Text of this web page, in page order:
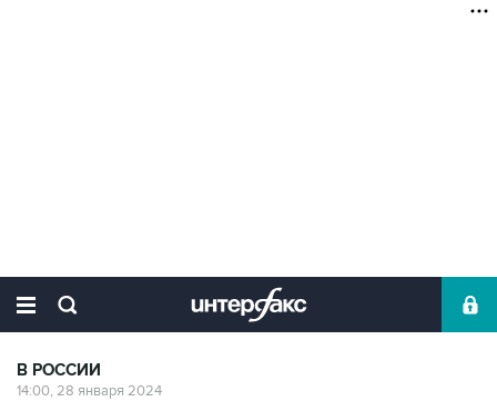
В РОССИИ
14:00, 28 января 2024